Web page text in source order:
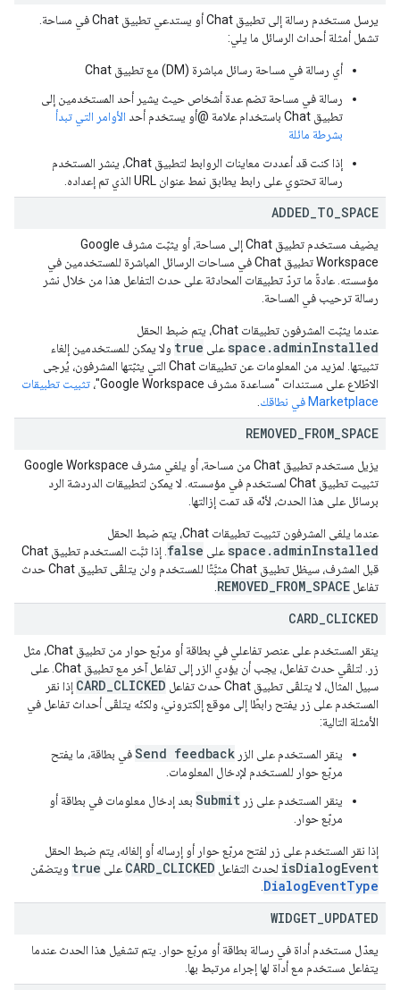
يرسل مستخدم رسالة إلى تطبيق Chat أو يستدعي تطبيق Chat في مساحة.
تشمل أمثلة أحداث الرسائل ما يلي:
أي رسالة في مساحة رسائل مباشرة (DM) مع تطبيق Chat
رسالة في مساحة تضم عدة أشخاص حيث يشير أحد المستخدمين إلى
تطبيق Chat باستخدام علامة @أو يستخدم أحد
الأوامر التي تبدأ
بشرطة مائلة
إذا كنت قد أعددت معاينات الروابط لتطبيق Chat، ينشر المستخدم
رسالة تحتوي على رابط يطابق نمط عنوان URL الذي تم إعداده.
ADDED TO SPACE
يضيف مستخدم تطبيق Chat إلى مساحة، أو يثبّت مشرف Google
Workspace تطبيق Chat في مساحات الرسائل المباشرة للمستخدمين في
مؤسسته. عادةً ما تردّ تطبيقات المحادثة على حدث التفاعل هذا من خلال نشر
رسالة ترحيب في المساحة.
عندما يثبّت المشرفون تطبيقات Chat، يتم ضبط الحقل
space.adminInstalled على true ولا يمكن للمستخدمين إلغاء
تثبيتها. لمزيد من المعلومات عن تطبيقات Chat التي يثبّتها المشرفون، يُرجى
الاطّلاع على مستندات "مساعدة مشرف Google Workspace"،
تثبيت تطبيقات
Marketplace في نطاقك
REMOVED FROM SPACE
يزيل مستخدم تطبيق Chat من مساحة، أو يلغي مشرف Google Workspace
تثبيت تطبيق Chat لمستخدم في مؤسسته. لا يمكن لتطبيقات الدردشة الرد
برسائل على هذا الحدث، لأنّه قد تمت إزالتها.
عندما يلغي المشرفون تثبيت تطبيقات Chat، يتم ضبط الحقل
space.adminInstalled على false
. إذا ثبَّت المستخدم تطبيق Chat
قبل المشرف، سيظل تطبيق Chat مثبَّتًا للمستخدم ولن يتلقّى تطبيق Chat حدث
تفاعل REMOVED_FROM_SPACE
CARD CLICKED
ينقر المستخدم على عنصر تفاعلي في بطاقة أو مربّع حوار من تطبيق Chat، مثل
زر. لتلقّي حدث تفاعل، يجب أن يؤدي الزر إلى تفاعل آخر مع تطبيق Chat. على
سبيل المثال، لا يتلقّى تطبيق Chat حدث تفاعل
CARD_CLICKED إذا نقر
المستخدم على زر يفتح رابطًا إلى موقع إلكتروني، ولكنّه يتلقّى أحداث تفاعل في
الأمثلة التالية:
ينقر المستخدم على الزر Send feedbackفي بطاقة، ما يفتح
مربّع حوار للمستخدم لإدخال المعلومات.
ينقر المستخدم على زر Submit بعد إدخال معلومات في بطاقة أو
مربّع حوار.
إذا نقر المستخدم على زر لفتح مربّع حوار أو إرساله أو إلغائه، يتم ضبط الحقل
isDialogEvent لحدث التفاعل CARD_CLICKED على true ويتضمّن
DialogEventType
WIDGET UPDATED
يعدّل مستخدم أداة في رسالة بطاقة أو مربّع حوار. يتم تشغيل هذا الحدث عندما
يتفاعل مستخدم مع أداة لها إجراء مرتبط بها.